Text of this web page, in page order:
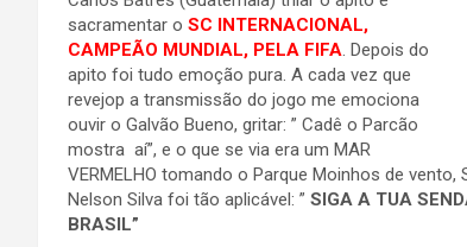
sacramentar o SC INTERNACIONAL,
CAMPEÃO MUNDIAL, PELA FIFA. Depois do
apito foi tudo emoção pura. A cada vez que
revejop a transmissão do jogo me emociona
ouvir o Galvão Bueno, gritar: ” Cadê o Parcão
mostra aí”, e o que se via era um MAR
VERMELHO tomando o Parque Moinhos de
Nelson Silva foi tão aplicável: ” SIGA A TUA
BRASIL”